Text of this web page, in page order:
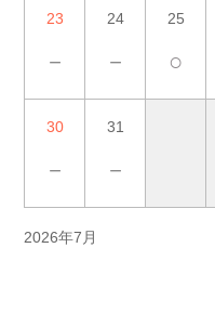
23
－
24
－
25
○
30
－
31
－
2026年7月